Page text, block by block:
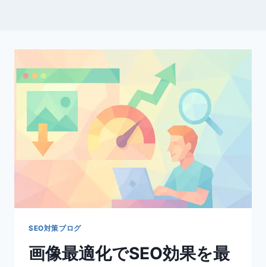
SEO対策ブログ
画像最適化でSEO効果を最